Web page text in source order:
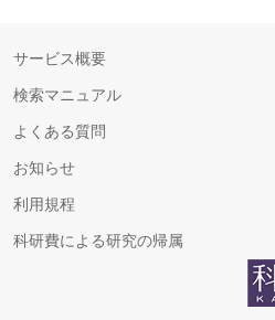
サービス概要
検索マニュアル
よくある質問
お知らせ
利用規程
科研費による研究の帰属